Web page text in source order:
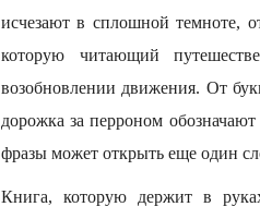
исчезают в сплошной темноте,
которую читающий
возобновлении движения. От
дорожка за перроном
фразы может открыть еще один
Книга, которую держит в